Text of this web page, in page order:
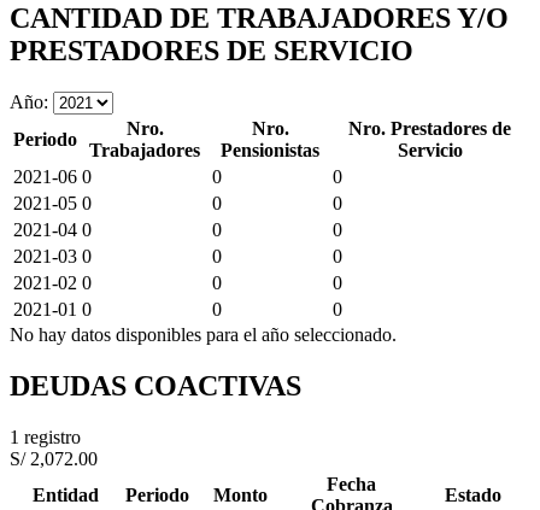
CANTIDAD DE TRABAJADORES Y/O
PRESTADORES DE SERVICIO
Año:
Periodo
Nro.
Trabajadores
Nro.
Pensionistas
Nro. Prestadores de
Servicio
2021-06 0 0
0
2021-05 0 0
0
2021-04 0 0
0
2021-03 0 0
0
2021-02 0 0
0
2021-01 0 0
0
No hay datos disponibles para el año seleccionado.
DEUDAS COACTIVAS
1 registro
S/ 2,072.00
Entidad
Periodo Monto
Fecha
Cobranza
Estado